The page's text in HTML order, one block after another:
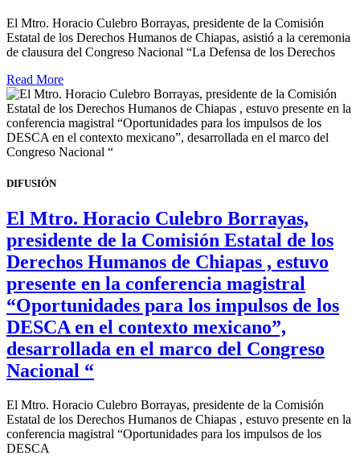
El Mtro. Horacio Culebro Borrayas, presidente de la Comisión
Estatal de los Derechos Humanos de Chiapas, asistió a la ceremonia
de clausura del Congreso Nacional “La Defensa de los Derechos
Read More
DIFUSIÓN
El Mtro. Horacio Culebro Borrayas,
presidente de la Comisión Estatal de los
Derechos Humanos de Chiapas , estuvo
presente en la conferencia magistral
“Oportunidades para los impulsos de los
DESCA en el contexto mexicano”,
desarrollada en el marco del Congreso
Nacional “
El Mtro. Horacio Culebro Borrayas, presidente de la Comisión
Estatal de los Derechos Humanos de Chiapas , estuvo presente en la
conferencia magistral “Oportunidades para los impulsos de los
DESCA